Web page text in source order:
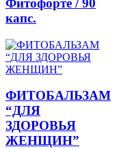
Фитофорте / 90
капс.
ФИТОБАЛЬЗАМ
“ДЛЯ
ЗДОРОВЬЯ
ЖЕНЩИН”